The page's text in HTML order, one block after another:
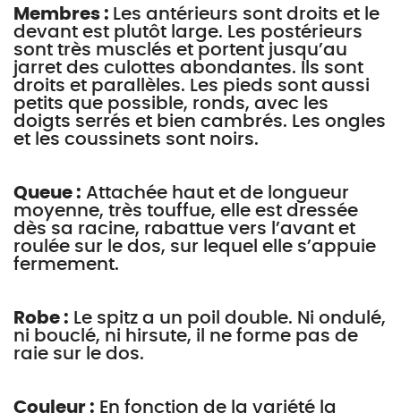
Membres : Les antérieurs sont droits et le
devant est plutôt large. Les postérieurs
sont très musclés et portent jusqu’au
jarret des culottes abondantes. Ils sont
droits et parallèles. Les pieds sont aussi
petits que possible, ronds, avec les
doigts serrés et bien cambrés. Les ongles
et les coussinets sont noirs.
Queue : Attachée haut et de longueur
moyenne, très touffue, elle est dressée
dès sa racine, rabattue vers l’avant et
roulée sur le dos, sur lequel elle s’appuie
fermement.
Robe : Le spitz a un poil double. Ni ondulé,
ni bouclé, ni hirsute, il ne forme pas de
raie sur le dos.
Couleur : En fonction de la variété la